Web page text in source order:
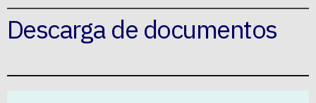
Descarga de documentos